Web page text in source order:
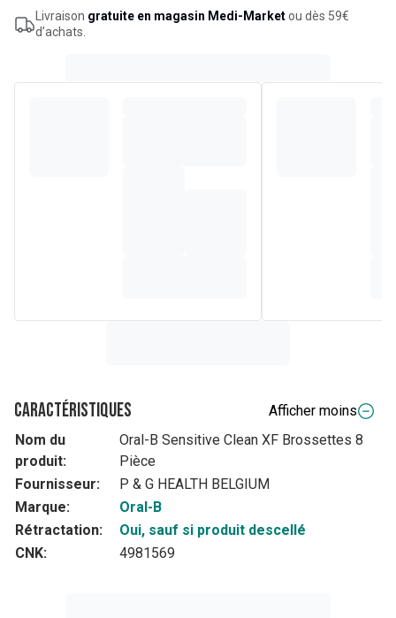
avec les brosses à dents IO.
Livraison gratuite en magasin Medi-Marketou dès 59€
d’achats.
Caractéristiques
Afficher moins
Nom du
produit:
Oral-B Sensitive Clean XF Brossettes 8
Pièce
Fournisseur:
P & G HEALTH BELGIUM
Marque:
Oral-B
Rétractation:
Oui, sauf si produit descellé
CNK:
4981569